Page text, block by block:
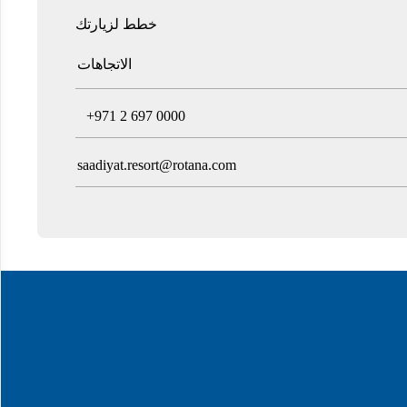
خطط لزيارتك
الاتجاهات
+971 2 697 0000
saadiyat.resort@rotana.com